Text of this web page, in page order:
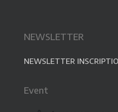
NEWSLETTER
NEWSLETTER
Event